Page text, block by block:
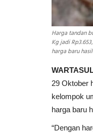
Harga tandan
Kg jadi
harga baru
29 Oktober
kelompok
harga baru
“Dengan